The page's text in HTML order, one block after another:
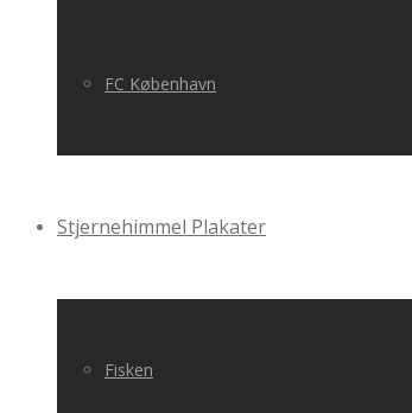
FC København
Stjernehimmel Plakater
Fisken